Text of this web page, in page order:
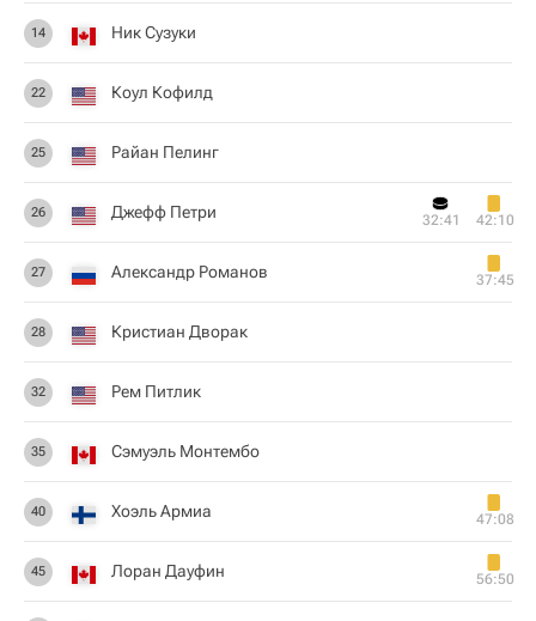
14 Ник Сузуки
22 Коул Кофилд
25 Райан Пелинг
26 Джефф Петри 32:41 42:10
27 Александр Романов 37:45
28 Кристиан Дворак
32 Рем Питлик
35 Сэмуэль Монтембо
40 Хоэль Армиа 47:08
45 Лоран Дауфин 56:50